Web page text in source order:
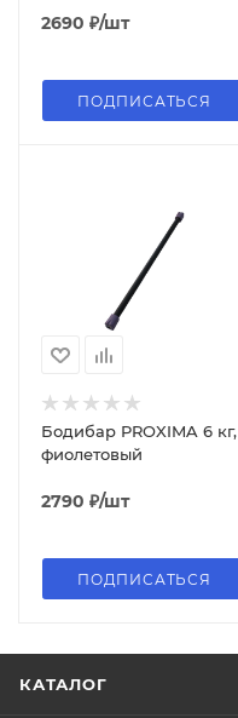
2690 ₽/шт
ПОДПИСАТЬСЯ
Бодибар PROXIMA 6 кг,
фиолетовый
2790 ₽/шт
ПОДПИСАТЬСЯ
КАТАЛОГ